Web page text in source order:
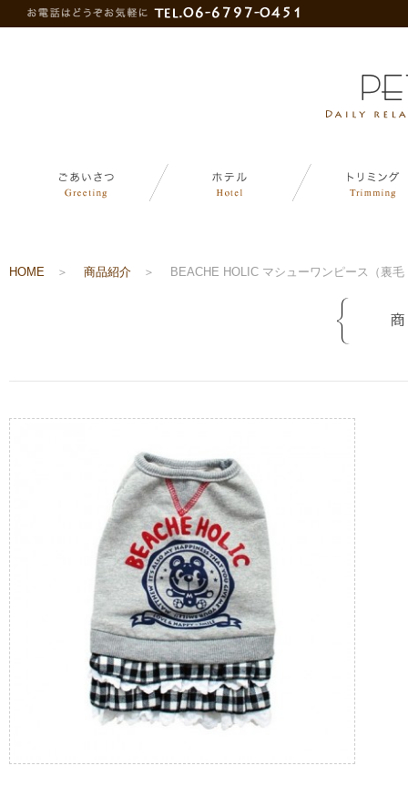
HOME ＞ 商品紹介 ＞ BEACHE HOLIC マシューワンピース（裏毛